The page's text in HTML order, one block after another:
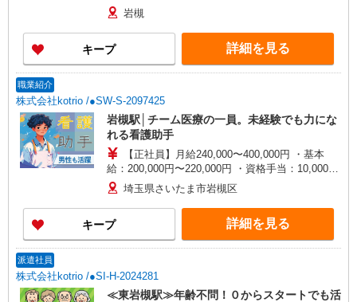
岩槻
キープ 詳細を見る
職業紹介
株式会社kotrio /●SW-S-2097425
岩槻駅│チーム医療の一員。未経験でも力にな
れる看護助手
【正社員】月給240,000〜400,000円 ・基本
給：200,000円〜220,000円 ・資格手当：10,000〜
30,000円 ・役職手当：10,000〜70,000円 ・処遇改
善手当：20,000〜60,000円（勤続年数、保有資格
により変動） ・固定残業手当：20,000円（10時
間） ※固定残業時間を超過する場合には超過勤務
手当として別途支給 ・夜勤手当：10,000円/1回
歓迎 ・認知症介護基礎研修 ・初任者研修 ・実務
者研修 ・介護福祉士 など
埼玉県さいたま市岩槻区
キープ 詳細を見る
派遣社員
株式会社kotrio /●SI-H-2024281
≪東岩槻駅≫年齢不問！０からスタートでも活